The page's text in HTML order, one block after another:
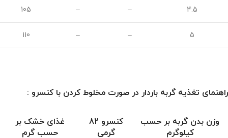
4.5
–
–
105
5
–
–
110
راهنمای تغذیه گربه باردار در صورت مخلوط کردن با کنسرو :
وزن بدن گربه بر حسب
کیلوگرم
کنسرو 82
گرمی
غذای خشک بر
حسب گرم